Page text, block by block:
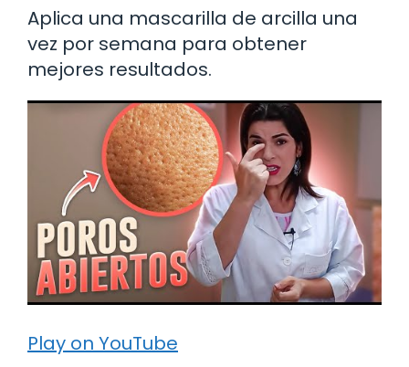
Aplica una mascarilla de arcilla una
vez por semana para obtener
mejores resultados.
Play on YouTube